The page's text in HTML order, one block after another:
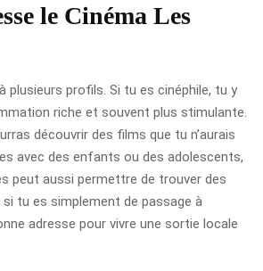
le Cinéma Les
plusieurs profils. Si tu es cinéphile, tu y
riche et souvent plus stimulante.
découvrir des films que tu n’aurais
avec des enfants ou des adolescents,
peut aussi permettre de trouver des
tu es simplement de passage à
adresse pour vivre une sortie locale